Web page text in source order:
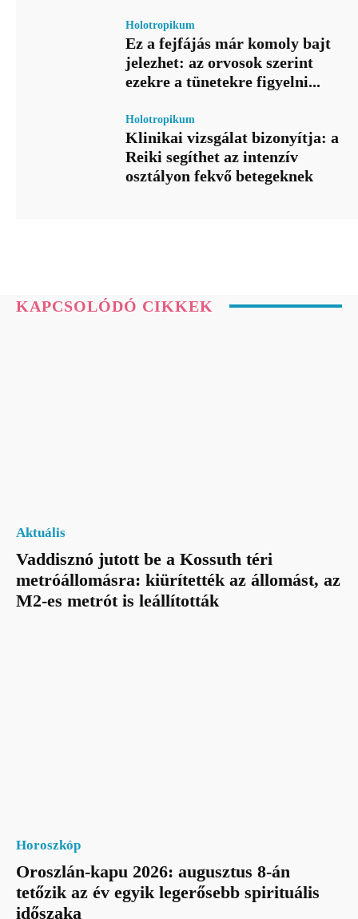
Holotropikum
Ez a fejfájás már komoly bajt
jelezhet: az orvosok szerint
ezekre a tünetekre figyelni...
Holotropikum
Klinikai vizsgálat bizonyítja: a
Reiki segíthet az intenzív
osztályon fekvő betegeknek
KAPCSOLÓDÓ CIKKEK
Aktuális
Vaddisznó jutott be a Kossuth téri
metróállomásra: kiürítették az állomást, az
M2-es metrót is leállították
Horoszkóp
Oroszlán-kapu 2026: augusztus 8-án
tetőzik az év egyik legerősebb spirituális
időszaka